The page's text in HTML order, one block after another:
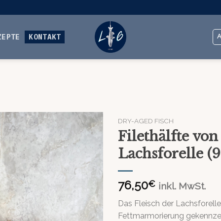
KONTAKT
DRY-AGED FISCH
Filethälfte
Lachsforelle
76,50€ inkl. MwSt.
Das Fleisch der
Fettmarmorierung